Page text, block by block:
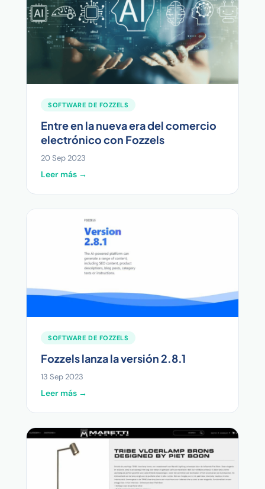
SOFTWARE DE FOZZELS
Entre en la nueva era del comercio
electrónico con Fozzels
20 Sep 2023
Leer más →
SOFTWARE DE FOZZELS
Fozzels lanza la versión 2.8.1
13 Sep 2023
Leer más →